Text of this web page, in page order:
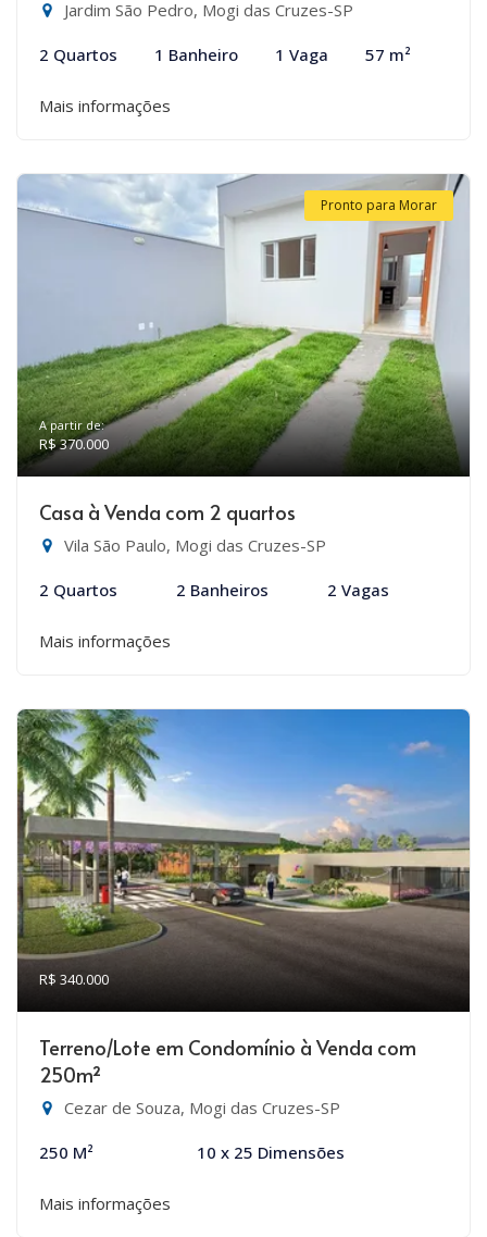
Jardim São Pedro, Mogi das Cruzes-SP
2 Quartos 1 Banheiro 1 Vaga 57 m²
Mais informações
Pronto para Morar
A partir de:
R$ 370.000
Casa à Venda com 2 quartos
Vila São Paulo, Mogi das Cruzes-SP
2 Quartos 2 Banheiros 2 Vagas
Mais informações
R$ 340.000
Terreno/Lote em Condomínio à Venda com
250m²
Cezar de Souza, Mogi das Cruzes-SP
250 M² 10 x 25 Dimensões
Mais informações